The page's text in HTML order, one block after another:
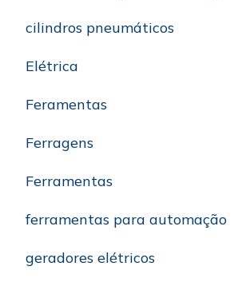
cilindros pneumáticos
Elétrica
Feramentas
Ferragens
Ferramentas
ferramentas para automação
geradores elétricos